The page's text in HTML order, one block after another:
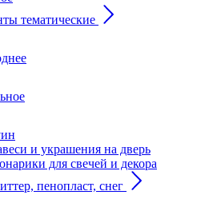
тематические
и украшения на дверь
для свечей и декора
пенопласт, снег